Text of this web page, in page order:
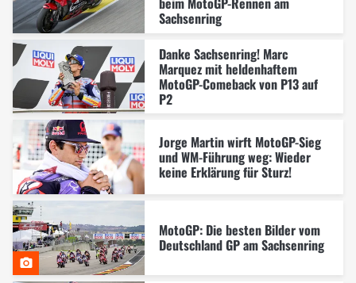
Sachsenring
Danke Sachsenring! Marc
Marquez mit heldenhaftem
MotoGP-Comeback von P13 auf
P2
Jorge Martin wirft MotoGP-Sieg
und WM-Führung weg: Wieder
keine Erklärung für Sturz!
MotoGP: Die besten Bilder vom
Deutschland GP am Sachsenring